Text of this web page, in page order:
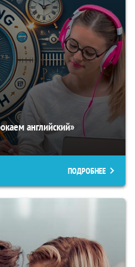
английский»
ПОДРОБНЕЕ